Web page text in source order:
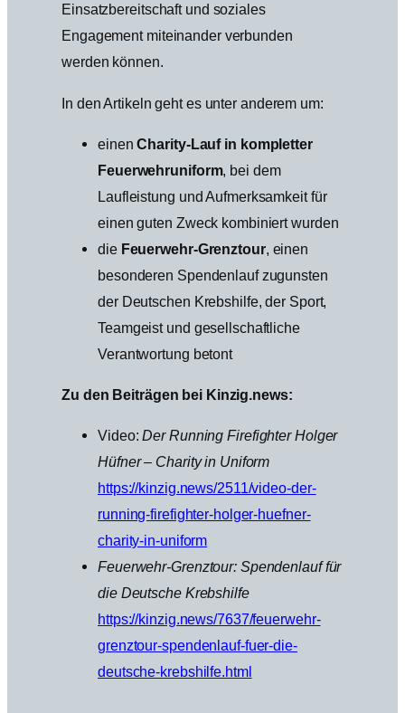
Einsatzbereitschaft und soziales
Engagement miteinander verbunden
werden können.
In den Artikeln geht es unter anderem um:
einenCharity-Lauf in kompletter
Feuerwehruniform, bei dem
Laufleistung und Aufmerksamkeit für
einen guten Zweck kombiniert wurden
die Feuerwehr-Grenztour, einen
besonderen Spendenlauf zugunsten
der Deutschen Krebshilfe, der Sport,
Teamgeist und gesellschaftliche
Verantwortung betont
Zu den Beiträgen bei Kinzig.news:
Video:Der Running Firefighter Holger
Hüfner – Charity in Uniform
https://kinzig.news/2511/video-der-
running-firefighter-holger-huefner-
charity-in-uniform
Feuerwehr-Grenztour: Spendenlauf für
die Deutsche Krebshilfe
https://kinzig.news/7637/feuerwehr-
grenztour-spendenlauf-fuer-die-
deutsche-krebshilfe.html